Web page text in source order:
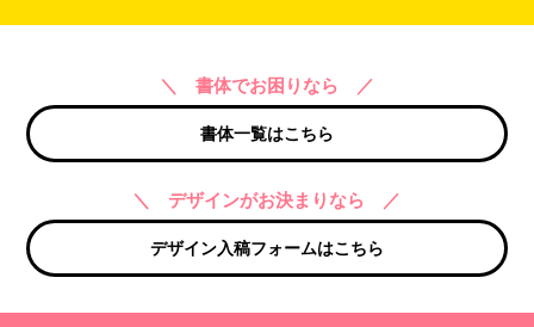
＼ 書体でお困りなら ／
書体一覧はこちら
＼ デザインがお決まりなら ／
デザイン入稿フォームはこちら